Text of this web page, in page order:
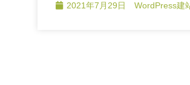
2021年7月29日 WordPress建